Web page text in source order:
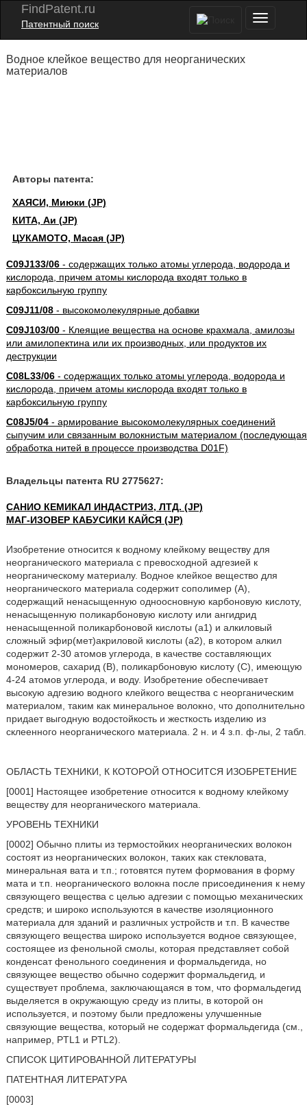
FindPatent.ru
Патентный поиск
Водное клейкое вещество для неорганических
материалов
Авторы патента:
ХАЯСИ, Миюки (JP)
КИТА, Аи (JP)
ЦУКАМОТО, Масая (JP)
C09J133/06- содержащих только атомы углерода, водорода и
кислорода, причем атомы кислорода входят только в
карбоксильную группу
C09J11/08- высокомолекулярные добавки
C09J103/00- Клеящие вещества на основе крахмала, амилозы
или амилопектина или их производных, или продуктов их
деструкции
C08L33/06- содержащих только атомы углерода, водорода и
кислорода, причем атомы кислорода входят только в
карбоксильную группу
C08J5/04- армирование высокомолекулярных соединений
сыпучим или связанным волокнистым материалом (последующая
обработка нитей в процессе производства D01F)
Владельцы патента RU 2775627:
САНИО КЕМИКАЛ ИНДАСТРИЗ, ЛТД. (JP)
МАГ-ИЗОВЕР КАБУСИКИ КАЙСЯ (JP)
Изобретение относится к водному клейкому веществу для
неорганического материала с превосходной адгезией к
неорганическому материалу. Водное клейкое вещество для
неорганического материала содержит сополимер (A),
содержащий ненасыщенную одноосновную карбоновую кислоту,
ненасыщенную поликарбоновую кислоту или ангидрид
ненасыщенной поликарбоновой кислоты (а1) и алкиловый
сложный эфир(мет)акриловой кислоты (а2), в котором алкил
содержит 2-30 атомов углерода, в качестве составляющих
мономеров, сахарид (B), поликарбоновую кислоту (C), имеющую
4-24 атомов углерода, и воду. Изобретение обеспечивает
высокую адгезию водного клейкого вещества с неорганическим
материалом, таким как минеральное волокно, что дополнительно
придает выгодную водостойкость и жесткость изделию из
склеенного неорганического материала. 2 н. и 4 з.п. ф-лы, 2 табл.
ОБЛАСТЬ ТЕХНИКИ, К КОТОРОЙ ОТНОСИТСЯ ИЗОБРЕТЕНИЕ
[0001] Настоящее изобретение относится к водному клейкому
веществу для неорганического материала.
УРОВЕНЬ ТЕХНИКИ
[0002] Обычно плиты из термостойких неорганических волокон
состоят из неорганических волокон, таких как стекловата,
минеральная вата и т.п.; готовятся путем формования в форму
мата и т.п. неорганического волокна после присоединения к нему
связующего вещества с целью адгезии с помощью механических
средств; и широко используются в качестве изоляционного
материала для зданий и различных устройств и т.п. В качестве
связующего вещества широко используется водное связующее,
состоящее из фенольной смолы, которая представляет собой
конденсат фенольного соединения и формальдегида, но
связующее вещество обычно содержит формальдегид, и
существует проблема, заключающаяся в том, что формальдегид
выделяется в окружающую среду из плиты, в которой он
используется, и поэтому были предложены улучшенные
связующие вещества, который не содержат формальдегида (см.,
например, PTL1 и PTL2).
СПИСОК ЦИТИРОВАННОЙ ЛИТЕРАТУРЫ
ПАТЕНТНАЯ ЛИТЕРАТУРА
[0003]